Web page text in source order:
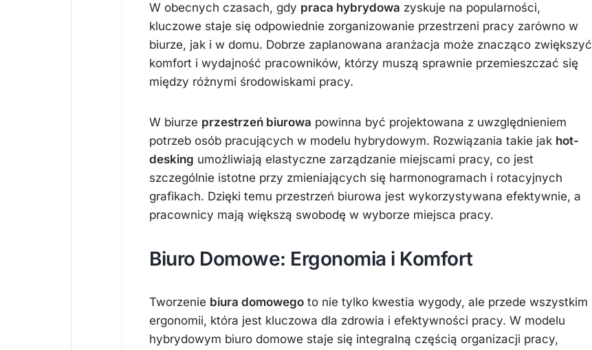
W obecnych czasach, gdy praca hybrydowa zyskuje na popularności,
kluczowe staje się odpowiednie zorganizowanie przestrzeni pracy zarówno w
biurze, jak i w domu. Dobrze zaplanowana aranżacja może znacząco zwiększyć
komfort i wydajność pracowników, którzy muszą sprawnie przemieszczać się
między różnymi środowiskami pracy.
W biurze przestrzeń biurowa powinna być projektowana z uwzględnieniem
potrzeb osób pracujących w modelu hybrydowym. Rozwiązania takie jak hot-
desking umożliwiają elastyczne zarządzanie miejscami pracy, co jest
szczególnie istotne przy zmieniających się harmonogramach i rotacyjnych
grafikach. Dzięki temu przestrzeń biurowa jest wykorzystywana efektywnie, a
pracownicy mają większą swobodę w wyborze miejsca pracy.
Biuro Domowe: Ergonomia i Komfort
Tworzenie biura domowego to nie tylko kwestia wygody, ale przede wszystkim
ergonomii, która jest kluczowa dla zdrowia i efektywności pracy. W modelu
hybrydowym biuro domowe staje się integralną częścią organizacji pracy,